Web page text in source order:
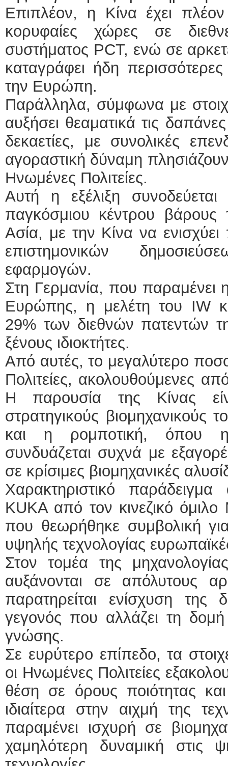
Επιπλέον, η Κίνα έχει
κορυφαίες χώρες σε
συστήματος PCT, ενώ σε
καταγράφει ήδη
την Ευρώπη.
Παράλληλα, σύμφωνα με
αυξήσει θεαματικά τις
δεκαετίες, με συνολικές
αγοραστική δύναμη
Ηνωμένες Πολιτείες.
Αυτή η εξέλιξη
παγκόσμιου κέντρου βάρους
Ασία, με την Κίνα να
επιστημονικών
εφαρμογών.
Στη Γερμανία, που παραμένει
Ευρώπης, η μελέτη του IW
29% των διεθνών πατεντών
ξένους ιδιοκτήτες.
Από αυτές, το μεγαλύτερο
Πολιτείες, ακολουθούμενες
Η παρουσία της Κίνας
στρατηγικούς βιομηχανικούς
και η ρομποτική, όπου η
συνδυάζεται συχνά με
σε κρίσιμες βιομηχανικές
Χαρακτηριστικό
KUKA από τον κινεζικό
που θεωρήθηκε συμβολική
υψηλής τεχνολογίας
Στον τομέα της
αυξάνονται σε απόλυτους
παρατηρείται ενίσχυση της
γεγονός που αλλάζει τη δομή
γνώσης.
Σε ευρύτερο επίπεδο, τα
οι Ηνωμένες Πολιτείες
θέση σε όρους ποιότητας
ιδιαίτερα στην αιχμή της
παραμένει ισχυρή σε
χαμηλότερη δυναμική στις